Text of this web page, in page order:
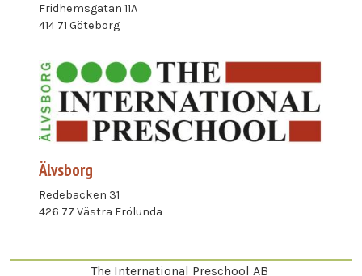
Fridhemsgatan 11A
414 71 Göteborg
Älvsborg
Redebacken 31
426 77 Västra Frölunda
The International Preschool AB